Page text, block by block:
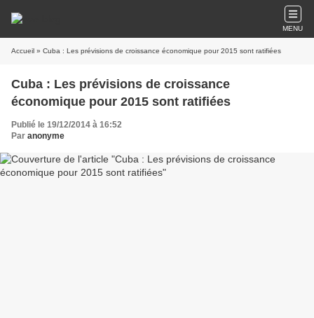
MENU
Accueil » Cuba : Les prévisions de croissance économique pour 2015 sont ratifiées
Cuba : Les prévisions de croissance
économique pour 2015 sont ratifiées
Publié le 19/12/2014 à 16:52
Par anonyme